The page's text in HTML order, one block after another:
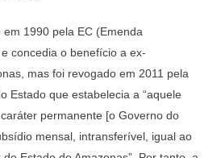
1990 pela EC (Emenda
concedia o benefício a ex-
mas foi revogado em 2011 pela
Estado que estabelecia a “aquele
permanente [o Governo do
mensal, intransferível, igual ao